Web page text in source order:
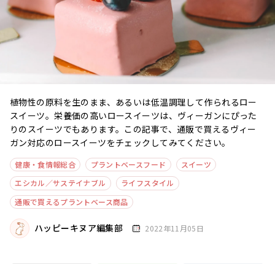
植物性の原料を生のまま、あるいは低温調理して作られるロー
スイーツ。栄養価の高いロースイーツは、ヴィーガンにぴった
りのスイーツでもあります。この記事で、通販で買えるヴィー
ガン対応のロースイーツをチェックしてみてください。
健康・食情報総合 プラントベースフード
スイーツ
エシカル／サステイナブル
ライフスタイル
通販で買えるプラントベース商品
ハッピーキヌア編集部 2022年11月05日